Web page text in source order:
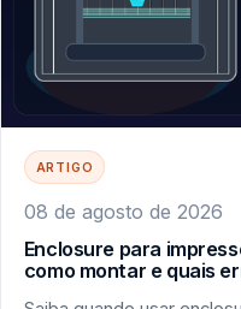
ARTIGO
08 de agosto de 2026
Enclosure para
como montar e quais